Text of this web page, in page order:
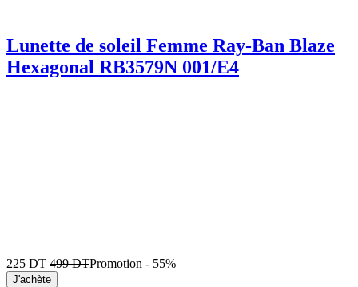
Lunette de soleil Femme Ray-Ban Blaze
Hexagonal RB3579N 001/E4
225 DT 499DTPromotion - 55%
J'achète